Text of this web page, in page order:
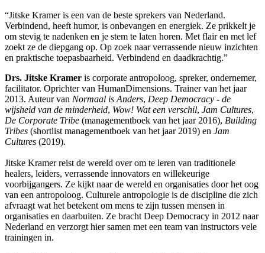
“Jitske Kramer is een van de beste sprekers van Nederland.
Verbindend, heeft humor, is onbevangen en energiek. Ze prikkelt je
om stevig te nadenken en je stem te laten horen. Met flair en met lef
zoekt ze de diepgang op. Op zoek naar verrassende nieuw inzichten
en praktische toepasbaarheid. Verbindend en daadkrachtig.”
Drs. Jitske Kramer is corporate antropoloog, spreker, ondernemer,
facilitator. Oprichter van HumanDimensions. Trainer van het jaar
2013. Auteur van Normaal is Anders, Deep Democracy - de
wijsheid van de minderheid, Wow! Wat een verschil, Jam Cultures,
De Corporate Tribe (managementboek van het jaar 2016), Building
Tribes (shortlist managementboek van het jaar 2019) en Jam
Cultures (2019).
Jitske Kramer reist de wereld over om te leren van traditionele
healers, leiders, verrassende innovators en willekeurige
voorbijgangers. Ze kijkt naar de wereld en organisaties door het oog
van een antropoloog. Culturele antropologie is de discipline die zich
afvraagt wat het betekent om mens te zijn tussen mensen in
organisaties en daarbuiten. Ze bracht Deep Democracy in 2012 naar
Nederland en verzorgt hier samen met een team van instructors vele
trainingen in.